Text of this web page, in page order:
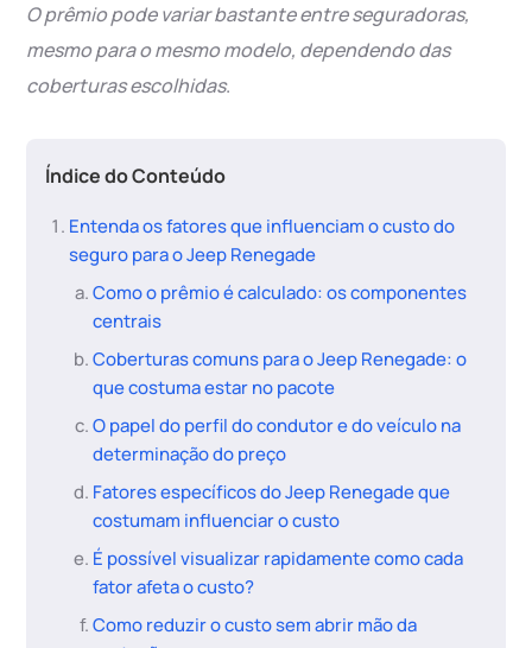
O prêmio pode variar bastante entre seguradoras,
mesmo para o mesmo modelo, dependendo das
coberturas escolhidas.
Índice do Conteúdo
Entenda os fatores que influenciam o custo do
seguro para o Jeep Renegade
Como o prêmio é calculado: os componentes
centrais
Coberturas comuns para o Jeep Renegade: o
que costuma estar no pacote
O papel do perfil do condutor e do veículo na
determinação do preço
Fatores específicos do Jeep Renegade que
costumam influenciar o custo
É possível visualizar rapidamente como cada
fator afeta o custo?
Como reduzir o custo sem abrir mão da